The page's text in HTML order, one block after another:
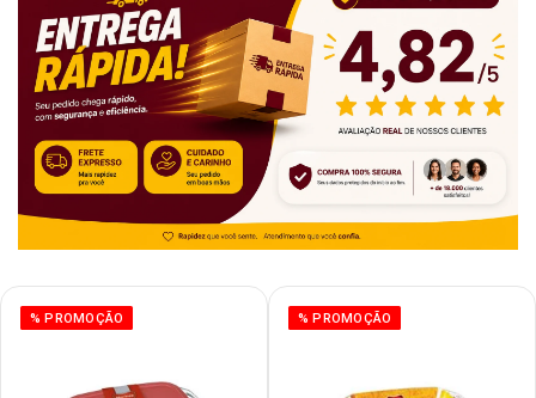
% PROMOÇÃO % PROMOÇÃO